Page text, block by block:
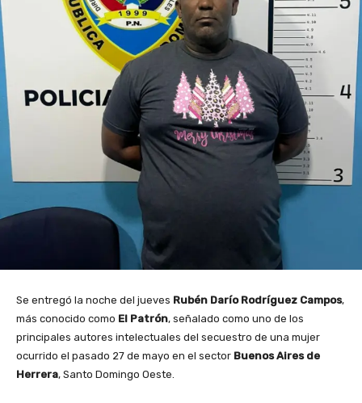
Se entregó la noche del jueves Rubén Darío Rodríguez Campos,
más conocido como El Patrón, señalado como uno de los
principales autores intelectuales del secuestro de una mujer
ocurrido el pasado 27 de mayo en el sector Buenos Aires de
Herrera, Santo Domingo Oeste.